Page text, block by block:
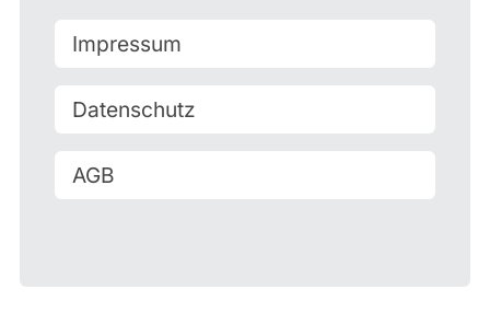
Impressum
Datenschutz
AGB